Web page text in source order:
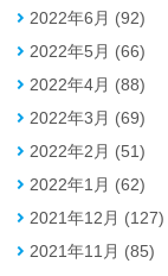
2022年6月 (92)
2022年5月 (66)
2022年4月 (88)
2022年3月 (69)
2022年2月 (51)
2022年1月 (62)
2021年12月 (127)
2021年11月 (85)